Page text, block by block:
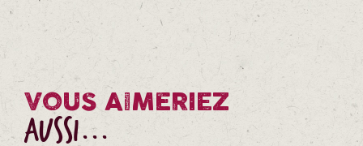
VOUS AIMERIEZ
AUSSI...